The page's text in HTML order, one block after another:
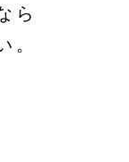
ら
。